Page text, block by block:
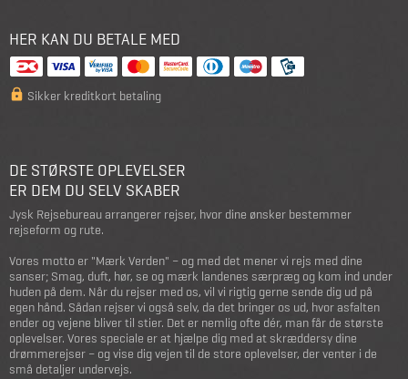
HER KAN DU BETALE MED
Sikker kreditkort betaling
DE STØRSTE OPLEVELSER
ER DEM DU SELV SKABER
Jysk Rejsebureau arrangerer rejser, hvor dine ønsker bestemmer
rejseform og rute.
Vores motto er "Mærk Verden" – og med det mener vi rejs med dine
sanser; Smag, duft, hør, se og mærk landenes særpræg og kom ind under
huden på dem. Når du rejser med os, vil vi rigtig gerne sende dig ud på
egen hånd. Sådan rejser vi også selv, da det bringer os ud, hvor asfalten
ender og vejene bliver til stier. Det er nemlig ofte dér, man får de største
oplevelser. Vores speciale er at hjælpe dig med at skræddersy dine
drømmerejser – og vise dig vejen til de store oplevelser, der venter i de
små detaljer undervejs.